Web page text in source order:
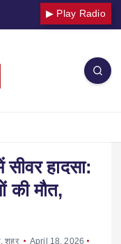
▶ Play Radio
हादसा:
की मौत,
,शहर
April 18, 2026